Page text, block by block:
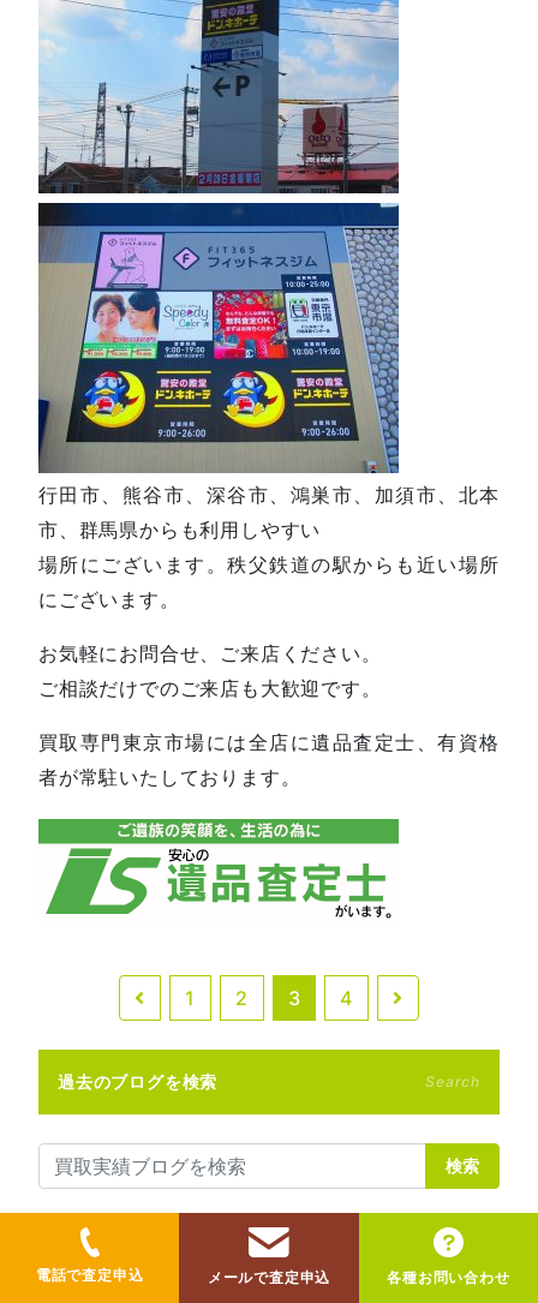
行田市、熊谷市、深谷市、鴻巣市、加須市、北本
市、群馬県からも利用しやすい
場所にございます。秩父鉄道の駅からも近い場所
にございます。
お気軽にお問合せ、ご来店ください。
ご相談だけでのご来店も大歓迎です。
買取専門東京市場には全店に遺品査定士、有資格
者が常駐いたしております。
1 2 3 4
過去のブログを検索 Search
検索
最近の記事 New column
電話で査定申込 メールで査定申込 各種お問い合わせ